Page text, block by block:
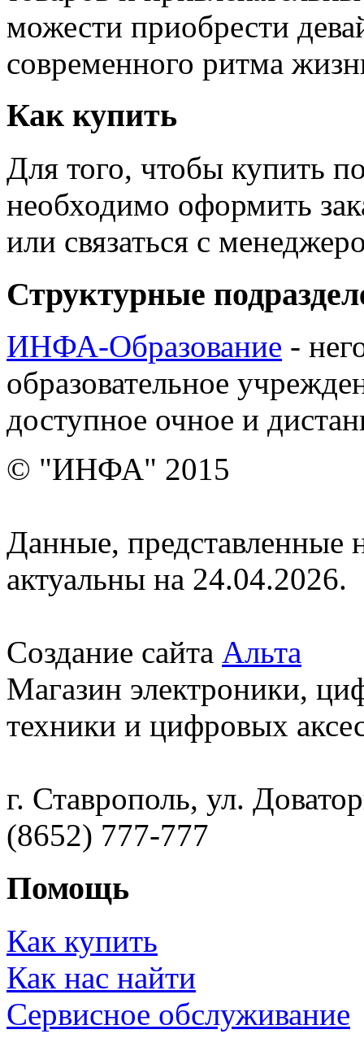
можести приобрести
современного ритма
Как купить
Для того, чтобы купить
необходимо оформить
или связаться с
Структурные
ИНФА-Образование -
образовательное
доступное очное и
© "ИНФА" 2015
Данные, представленные
актуальны на 24.04.2026.
Создание сайта Альта
Магазин электроники,
техники и цифровых
г. Ставрополь, ул.
(8652) 777-777
Помощь
Как купить
Как нас найти
Сервисное обслуживание